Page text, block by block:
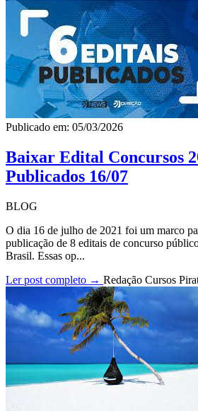
Publicado em: 05/03/2026
Baixar Edital Concursos
Publicados 16/07
BLOG
O dia 16 de julho de 2021 foi um marco
publicação de 8 editais de concurso
Brasil. Essas op...
Ler post completo → Redação Cursos